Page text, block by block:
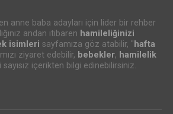
anne baba adayları için lider bir rehber
andan itibaren hamileliğinizi
isimleri sayfamıza göz atabilir, " hafta
ziyaret edebilir, bebekler, hamilelik
içerikten bilgi edinebilirsiniz.